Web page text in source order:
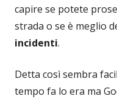
capire se potete
strada o se è meglio
incidenti.
Detta così sembra
tempo fa lo era ma